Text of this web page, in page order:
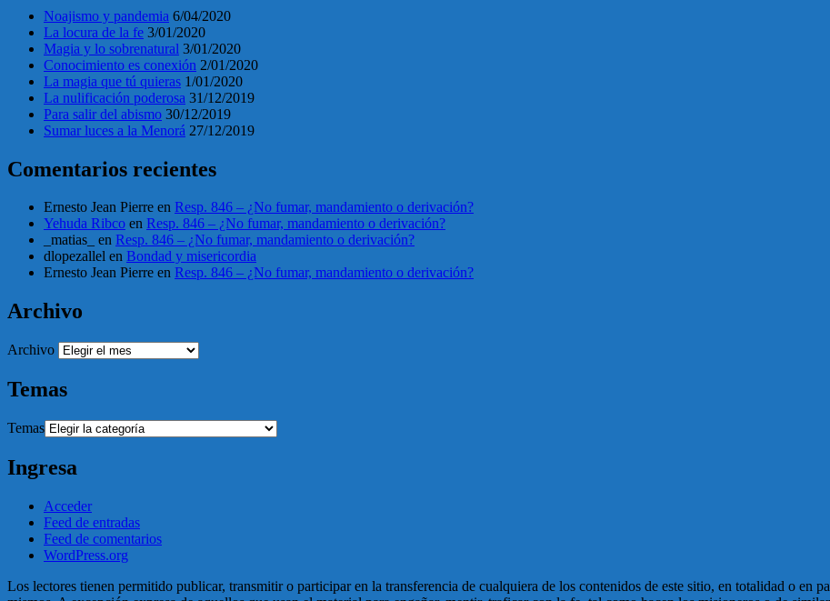
Noajismo y pandemia 6/04/2020
La locura de la fe 3/01/2020
Magia y lo sobrenatural 3/01/2020
Conocimiento es conexión 2/01/2020
La magia que tú quieras 1/01/2020
La nulificación poderosa 31/12/2019
Para salir del abismo 30/12/2019
Sumar luces a la Menorá 27/12/2019
Comentarios recientes
Ernesto Jean Pierre en Resp. 846 – ¿No fumar, mandamiento o derivación?
Yehuda Ribco en Resp. 846 – ¿No fumar, mandamiento o derivación?
_matias_
en Resp. 846 – ¿No fumar, mandamiento o derivación?
dlopezallel en Bondad y misericordia
Ernesto Jean Pierre en Resp. 846 – ¿No fumar, mandamiento o derivación?
Archivo
Archivo
Temas
Temas
Ingresa
Acceder
Feed de entradas
Feed de comentarios
WordPress.org
Los lectores tienen permitido publicar, transmitir o participar en la transferencia de cualquiera de los contenidos de este sitio, en totalidad o en